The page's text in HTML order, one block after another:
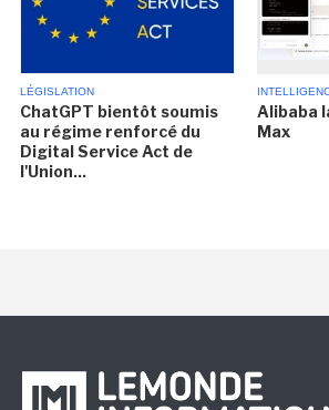
LÉGISLATION
ChatGPT bientôt soumis
au régime renforcé du
Digital Service Act de
l'Union...
Alibaba
Max